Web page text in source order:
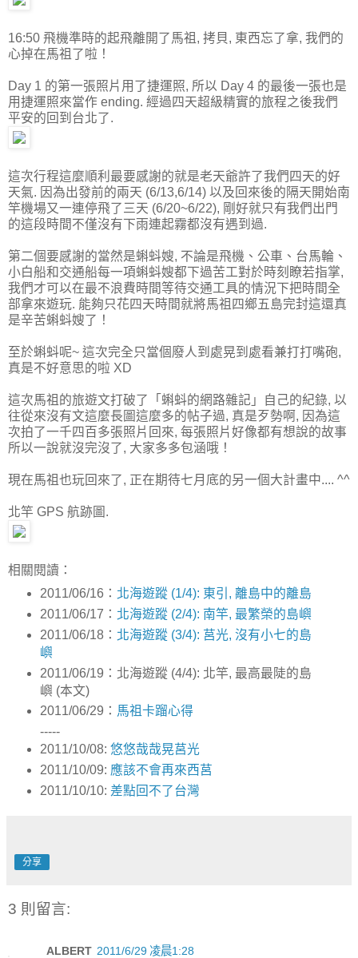
16:50 飛機準時的起飛離開了馬祖, 拷貝, 東西忘了拿, 我們的
心掉在馬祖了啦！
Day 1 的第一張照片用了捷運照, 所以 Day 4 的最後一張也是
用捷運照來當作 ending. 經過四天超級精實的旅程之後我們
平安的回到台北了.
這次行程這麼順利最要感謝的就是老天爺許了我們四天的好
天氣. 因為出發前的兩天 (6/13,6/14) 以及回來後的隔天開始南
竿機場又一連停飛了三天 (6/20~6/22), 剛好就只有我們出門
的這段時間不僅沒有下雨連起霧都沒有遇到過.
第二個要感謝的當然是蝌蚪嫂, 不論是飛機、公車、台馬輪、
小白船和交通船每一項蝌蚪嫂都下過苦工對於時刻瞭若指掌,
我們才可以在最不浪費時間等待交通工具的情況下把時間全
部拿來遊玩. 能夠只花四天時間就將馬祖四鄉五島完封這還真
是辛苦蝌蚪嫂了！
至於蝌蚪呢~ 這次完全只當個廢人到處晃到處看兼打打嘴砲,
真是不好意思的啦 XD
這次馬祖的旅遊文打破了「蝌蚪的網路雜記」自己的紀錄, 以
往從來沒有文這麼長圖這麼多的帖子過, 真是歹勢啊, 因為這
次拍了一千四百多張照片回來, 每張照片好像都有想說的故事
所以一說就沒完沒了, 大家多多包涵哦！
現在馬祖也玩回來了, 正在期待七月底的另一個大計畫中.... ^^
北竿 GPS 航跡圖.
相關閱讀：
2011/06/16： 北海遊蹤 (1/4): 東引, 離島中的離島
2011/06/17： 北海遊蹤 (2/4): 南竿, 最繁榮的島嶼
2011/06/18： 北海遊蹤 (3/4): 莒光, 沒有小七的島
嶼
2011/06/19：北海遊蹤 (4/4): 北竿, 最高最陡的島
嶼 (本文)
2011/06/29： 馬祖卡蹓心得
-----
2011/10/08: 悠悠哉哉晃莒光
2011/10/09: 應該不會再來西莒
2011/10/10: 差點回不了台灣
分享
3 則留言:
ALBERT 2011/6/29 凌晨1:28